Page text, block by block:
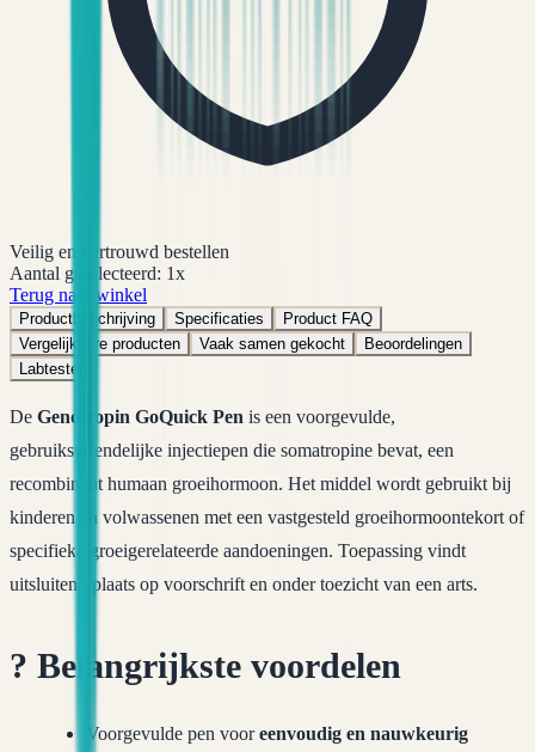
Veilig en vertrouwd bestellen
Aantal geselecteerd: 1x
Terug naar winkel
Productbeschrijving Specificaties
Product FAQ
Vergelijkbare producten
Vaak samen gekocht
Beoordelingen
Labtesten
De Genotropin GoQuick Pen is een voorgevulde,
gebruiksvriendelijke injectiepen die somatropine bevat, een
recombinant humaan groeihormoon. Het middel wordt gebruikt bij
kinderen en volwassenen met een vastgesteld groeihormoontekort of
specifieke groeigerelateerde aandoeningen. Toepassing vindt
uitsluitend plaats op voorschrift en onder toezicht van een arts.
? Belangrijkste voordelen
Voorgevulde pen vooreenvoudig en nauwkeurig